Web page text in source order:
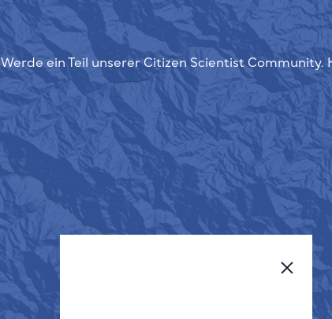
Werde ein Teil unserer Citizen Scientist Community.